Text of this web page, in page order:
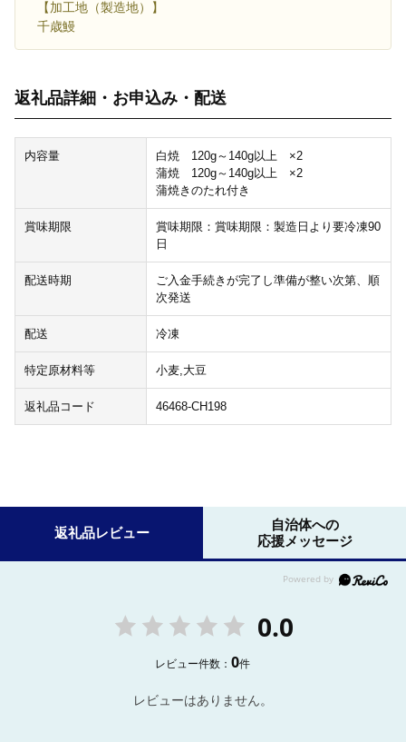
【加工地（製造地）】
千歳鰻
返礼品詳細・お申込み・配送
内容量
白焼 120g～140g以上 ×2
蒲焼 120g～140g以上 ×2
蒲焼きのたれ付き
賞味期限
賞味期限：賞味期限：製造日より要冷凍90
日
配送時期
ご入金手続きが完了し準備が整い次第、順
次発送
配送 冷凍
特定原材料等 小麦,大豆
返礼品コード 46468-CH198
返礼品レビュー
自治体への
応援メッセージ
0.0
レビュー件数：0件
レビューはありません。